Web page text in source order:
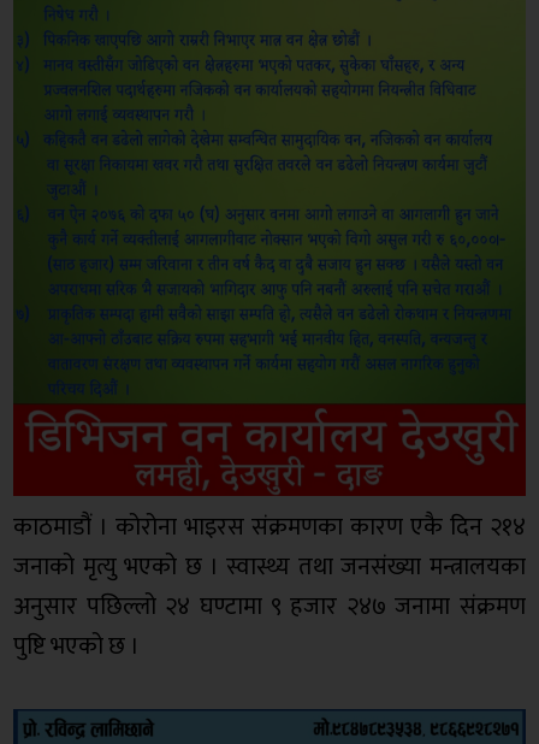
काठमाडौं । कोरोना भाइरस संक्रमणका कारण एकै दिन २१४
जनाको मृत्यु भएको छ । स्वास्थ्य तथा जनसंख्या मन्त्रालयका
अनुसार पछिल्लो २४ घण्टामा ९ हजार २४७ जनामा संक्रमण
पुष्टि भएको छ ।